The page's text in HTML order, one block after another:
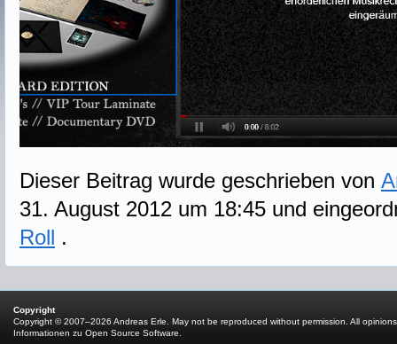
Dieser Beitrag wurde geschrieben von
31. August 2012 um 18:45 und
Roll .
Copyright
Copyright © 2007–2026 Andreas Erle. May not be reproduced without permission. All
Informationen zu Open Source Software